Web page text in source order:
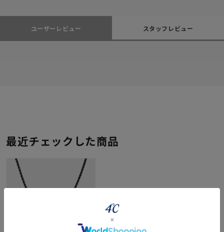
ユーザーレビュー スタッフレビュー
最近チェックした商品